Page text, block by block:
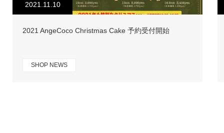
2021.11.10
2021 AngeCoco Christmas Cake 予約受付開始
SHOP NEWS